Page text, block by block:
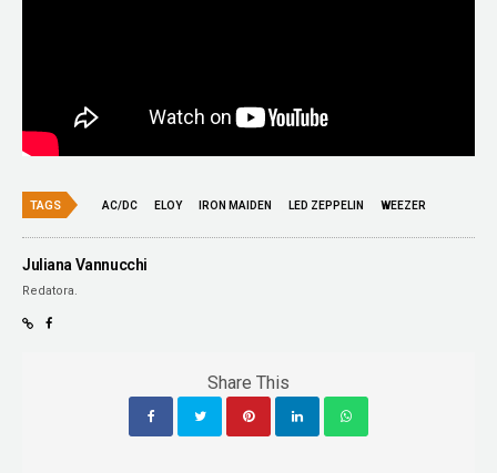
TAGS AC/DC ELOY IRON MAIDEN LED ZEPPELIN WEEZER
Juliana Vannucchi
Redatora.
Share This